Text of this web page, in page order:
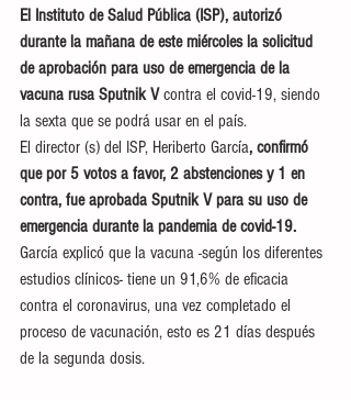
El Instituto de Salud Pública (ISP), autorizó
durante la mañana de este miércoles la solicitud
de aprobación para uso de emergencia de la
vacuna rusa Sputnik V contra el covid-19, siendo
la sexta que se podrá usar en el país.
El director (s) del ISP, Heriberto García, confirmó
que por 5 votos a favor, 2 abstenciones y 1 en
contra, fue aprobada Sputnik V para su uso de
emergencia durante la pandemia de covid-19.
García explicó que la vacuna -según los diferentes
estudios clínicos- tiene un 91,6% de eficacia
contra el coronavirus, una vez completado el
proceso de vacunación, esto es 21 días después
de la segunda dosis.